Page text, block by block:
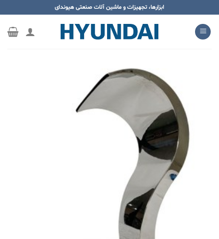
محتوا
بروید
ابزارها، تجهیزات و ماشین آلات صنعتی هیوندای